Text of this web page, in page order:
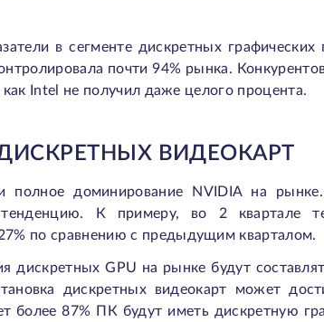
в сегменте дискретных
почти 94% рынка.
Intel не получил даже целого процента.
ВИДЕОКАРТ
полное доминирование NVIDIA на
К примеру, во 2 квартале
по сравнению с предыдущим кварталом.
дискретных GPU на рынке будут
дискретных видеокарт может
более 87% ПК будут иметь дискретную